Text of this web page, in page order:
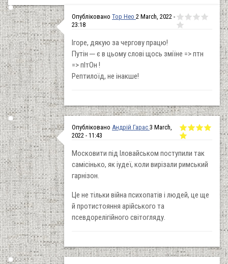
Опубліковано Тор Нео 2 March, 2022 -
23:18
Ігоре, дякую за чергову працю!
Путін ─ є в цьому слові щось зміїне => птн
=> пІтОн !
Рептилоїд, не інакше!
Опубліковано Андрій Гарас 3 March,
2022 - 11:43
Московити під Іловайськом поступили так
самісінько, як іудеї, коли вирізали римський
гарнізон.
Це не тільки війна психопатів і людей, це ще
й протистояння арійського та
псевдорелігійного світогляду.